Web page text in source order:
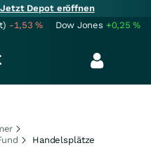
Depot eröffnen
-1,53% Dow Jones +0,25%
Handelsplätze